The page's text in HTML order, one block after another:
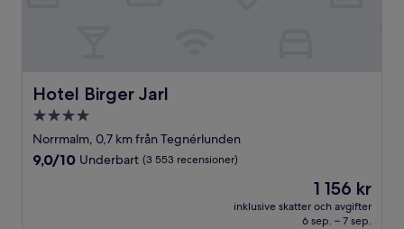
Hotel Birger Jarl
Hotel Birger Jarl
4.0-
stjärnigt
boende
Norrmalm, 0,7 km från Tegnérlunden
9.0
9,0/10 Underbart (3 553 recensioner)
Priset
är
1 156 kr
1 156 kr
inklusive skatter och avgifter
6 sep. – 7 sep.